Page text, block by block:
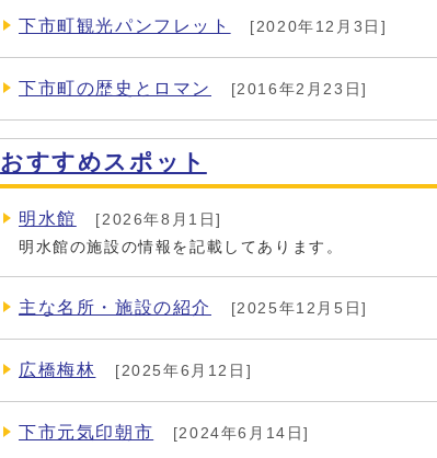
下市町観光パンフレット [2020年12月3日]
下市町の歴史とロマン [2016年2月23日]
おすすめスポット
明水館 [2026年8月1日]
明水館の施設の情報を記載してあります。
主な名所・施設の紹介 [2025年12月5日]
広橋梅林 [2025年6月12日]
下市元気印朝市 [2024年6月14日]